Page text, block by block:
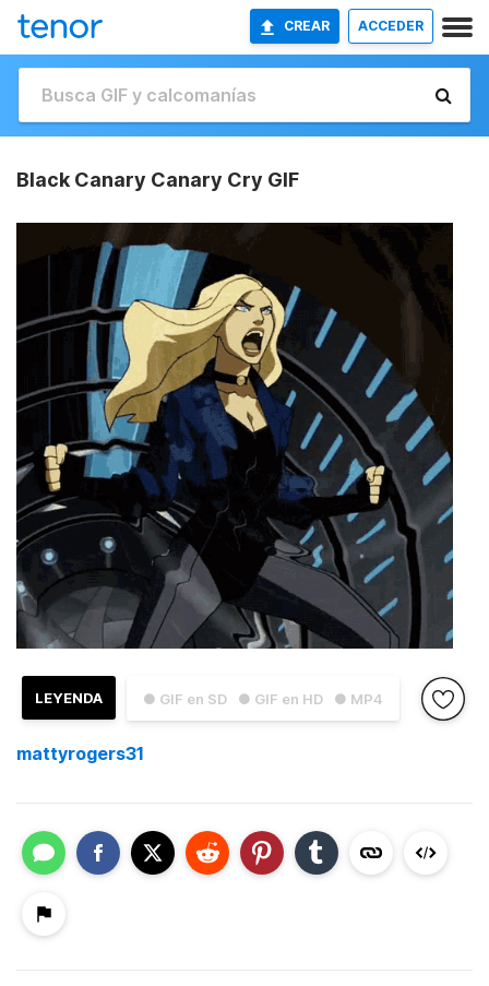
CREAR ACCEDER
Black Canary Canary Cry GIF
● GIF en SD ● GIF en HD ● MP4
LEYENDA
mattyrogers31